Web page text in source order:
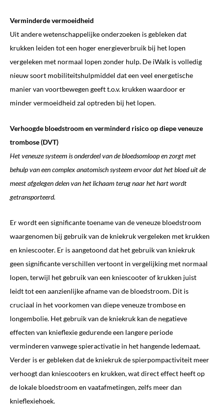
Verminderde vermoeidheid
Uit andere wetenschappelijke onderzoeken is gebleken dat
krukken leiden tot een hoger energieverbruik bij het lopen
vergeleken met normaal lopen zonder hulp. De iWalk is volledig
nieuw soort mobiliteitshulpmiddel dat een veel energetische
manier van voortbewegen geeft t.o.v. krukken waardoor er
minder vermoeidheid zal optreden bij het lopen.
Verhoogde bloedstroom en verminderd risico op diepe veneuze
trombose (DVT)
Het veneuze systeem is onderdeel van de bloedsomloop en zorgt met
behulp van een complex anatomisch systeem ervoor dat het bloed uit de
meest afgelegen delen van het lichaam terug naar het hart wordt
getransporteerd.
Er wordt een significante toename van de veneuze bloedstroom
waargenomen bij gebruik van de kniekruk vergeleken met krukken
en kniescooter. Er is aangetoond dat het gebruik van kniekruk
geen significante verschillen vertoont in vergelijking met normaal
lopen, terwijl het gebruik van een kniescooter of krukken juist
leidt tot een aanzienlijke afname van de bloedstroom. Dit is
cruciaal in het voorkomen van diepe veneuze trombose en
longembolie. Het gebruik van de kniekruk kan de negatieve
effecten van knieflexie gedurende een langere periode
verminderen vanwege spieractivatie in het hangende ledemaat.
Verder is er gebleken dat de kniekruk de spierpompactiviteit meer
verhoogt dan kniescooters en krukken, wat direct effect heeft op
de lokale bloedstroom en vaatafmetingen, zelfs meer dan
knieflexiehoek.